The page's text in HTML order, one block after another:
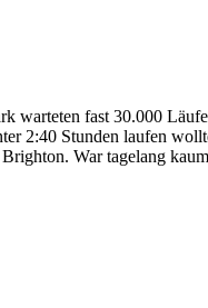
warteten fast 30.000
2:40 Stunden laufen
War tagelang